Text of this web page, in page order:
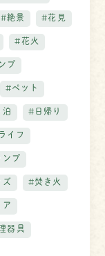
#絶景 #花見
#花火
プ
#ペット
#日帰り
イフ
プ
ズ #焚き火
ア
器具